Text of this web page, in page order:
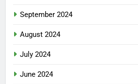
September 2024
August 2024
July 2024
June 2024